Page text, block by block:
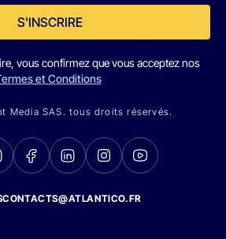
S'INSCRIRE
vous confirmez que vous acceptez nos
et Conditions
Media SAS. tous droits réservés.